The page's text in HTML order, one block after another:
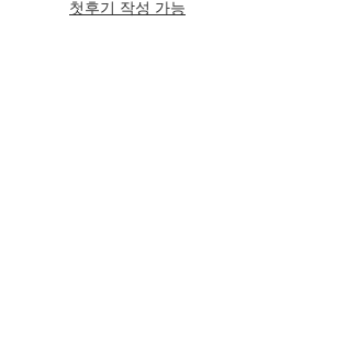
첫후기 작성 가능